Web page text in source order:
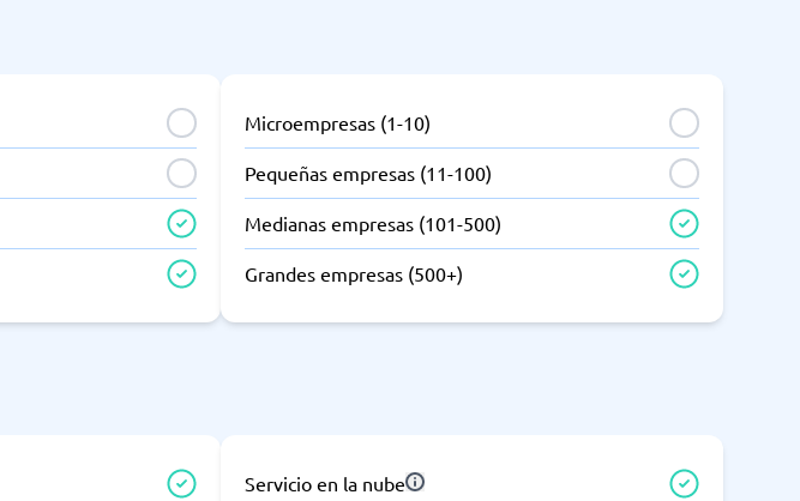
Microempresas (1-10)
Pequeñas empresas (11-100)
Medianas empresas (101-500)
Grandes empresas (500+)
Servicio en la nube